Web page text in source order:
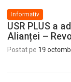
Informativ
USR PLUS a
Alianței –
Postat pe 19